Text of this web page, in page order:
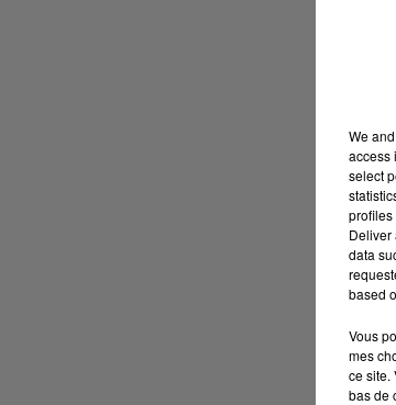
We and
access
select
profiles
Deliver
data
based
Vous
mes
ce site.
bas de